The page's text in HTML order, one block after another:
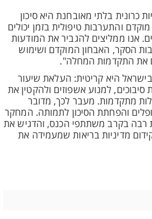
בלתי מאובחנת היא סיכון
והתערבות טיפולית בזמן יכולים
אנו ממליצים להגביר את המודעות
הסקר, האבחון המוקדם ושימוש
את התקדמות המחלה".
היא קריטית: העלאת שיעור
למנוע אשפוזים ולהקטין את
מתקדמות. מעבר לכך, מדובר
והפחתת הסיכון לתמותה. המחקר
רבה בקרב משתתפי הכנס, והדגיש את
מדיניות בריאות שמעמידה את